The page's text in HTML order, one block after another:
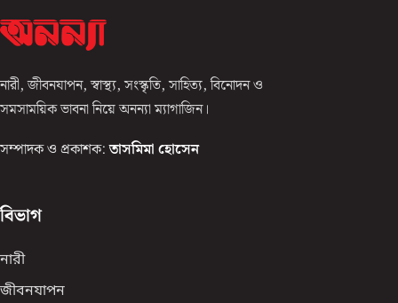
নারী, জীবনযাপন, স্বাস্থ্য, সংস্কৃতি, সাহিত্য, বিনোদন ও
সমসাময়িক ভাবনা নিয়ে অনন্যা ম্যাগাজিন।
সম্পাদক ও প্রকাশক: তাসমিমা হোসেন
বিভাগ
নারী
জীবনযাপন